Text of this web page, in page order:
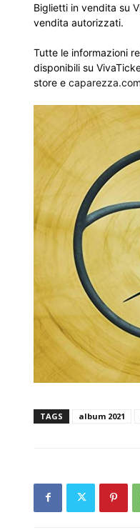
Biglietti in vendita su
vendita autorizzati.
Tutte le informazioni
disponibili su
store e caparezza.com
TAGS album 2021